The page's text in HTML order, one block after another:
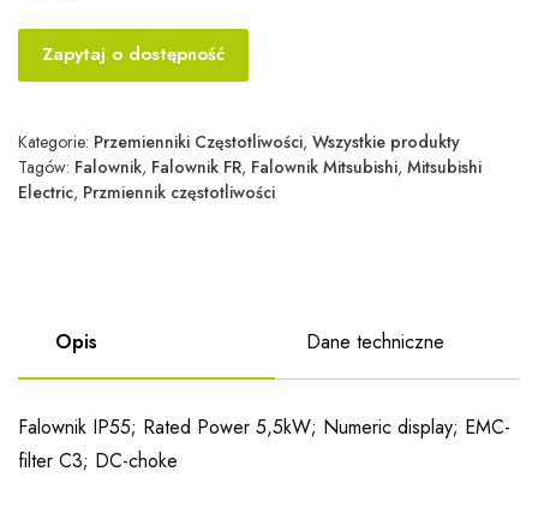
Zapytaj o dostępność
Kategorie: Przemienniki Częstotliwości, Wszystkie produkty
Tagów: Falownik, Falownik FR, Falownik Mitsubishi, Mitsubishi
Electric, Przmiennik częstotliwości
Opis Dane techniczne
Falownik IP55; Rated Power 5,5kW; Numeric display; EMC-
filter C3; DC-choke